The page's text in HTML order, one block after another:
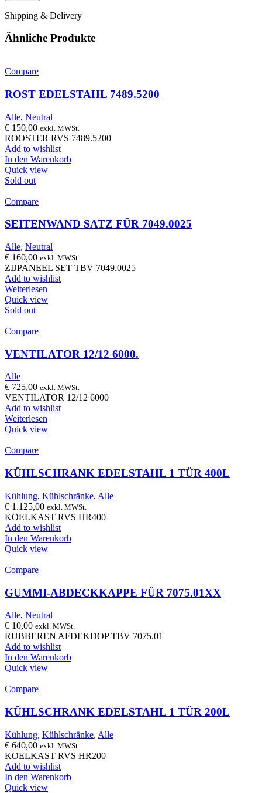
Shipping & Delivery
Ähnliche Produkte
Compare
ROST EDELSTAHL 7489.5200
Alle, Neutral
€ 150,00 exkl. MWSt.
ROOSTER RVS 7489.5200
Add to wishlist
In den Warenkorb
Quick view
Sold out
Compare
SEITENWAND SATZ FÜR 7049.0025
Alle, Neutral
€ 160,00 exkl. MWSt.
ZIJPANEEL SET TBV 7049.0025
Add to wishlist
Weiterlesen
Quick view
Sold out
Compare
VENTILATOR 12/12 6000.
Alle
€ 725,00 exkl. MWSt.
VENTILATOR 12/12 6000
Add to wishlist
Weiterlesen
Quick view
Compare
KÜHLSCHRANK EDELSTAHL 1 TÜR 400L
Kühlung, Kühlschränke, Alle
€ 1.125,00 exkl. MWSt.
KOELKAST RVS HR400
Add to wishlist
In den Warenkorb
Quick view
Compare
GUMMI-ABDECKKAPPE FÜR 7075.01XX
Alle, Neutral
€ 10,00 exkl. MWSt.
RUBBEREN AFDEKDOP TBV 7075.01
Add to wishlist
In den Warenkorb
Quick view
Compare
KÜHLSCHRANK EDELSTAHL 1 TÜR 200L
Kühlung, Kühlschränke, Alle
€ 640,00 exkl. MWSt.
KOELKAST RVS HR200
Add to wishlist
In den Warenkorb
Quick view